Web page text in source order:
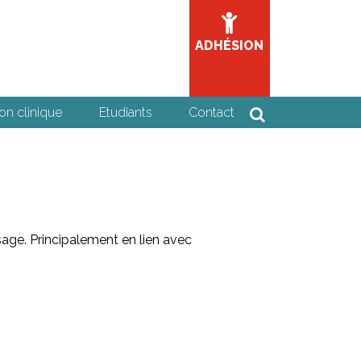
ADHÉSION
clinique Etudiants Contact
Principalement en lien avec